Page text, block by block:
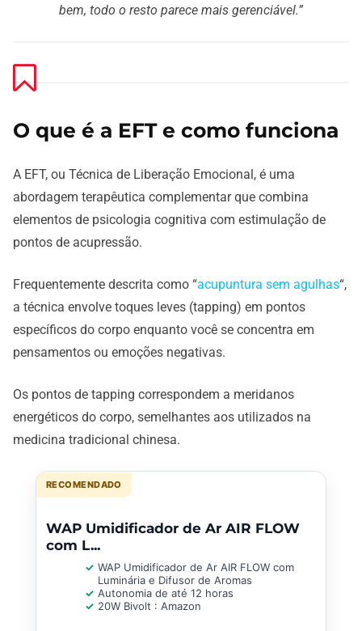
bem, todo o resto parece mais gerenciável.”
O que é a EFT e como funciona
A EFT, ou Técnica de Liberação Emocional, é uma
abordagem terapêutica complementar que combina
elementos de psicologia cognitiva com estimulação de
pontos de acupressão.
Frequentemente descrita como “acupuntura sem agulhas“,
a técnica envolve toques leves (tapping) em pontos
específicos do corpo enquanto você se concentra em
pensamentos ou emoções negativas.
Os pontos de tapping correspondem a meridanos
energéticos do corpo, semelhantes aos utilizados na
medicina tradicional chinesa.
RECOMENDADO
WAP Umidificador de Ar AIR FLOW
com L...
WAP Umidificador de Ar AIR FLOW com
Luminária e Difusor de Aromas
Autonomia de até 12 horas
20W Bivolt : Amazon